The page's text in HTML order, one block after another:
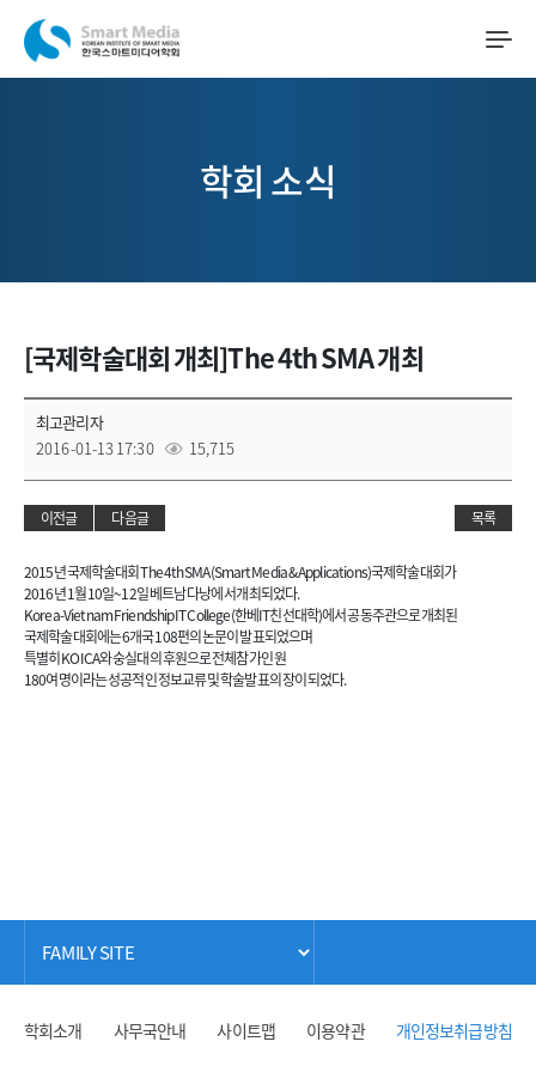
학회 소식
[국제학술대회 개최]The 4th SMA 개최
최고관리자
2016-01-13 17:30
15,715
이전글 다음글 목록
2015년 국제학술대회 The 4th SMA(Smart Media & Applications)국제학술대회가
2016년 1월 10일~12일 베트남 다낭에서 개최되었다.
Korea-Vietnam Friendship IT College(한베IT친선대학)에서 공동주관으로 개최된
국제학술대회에는 6개국 108편의 논문이 발표되었으며
특별히 KOICA와 숭실대의 후원으로 전체참가 인원
180여명이라는 성공적인 정보교류 및 학술발표의 장이 되었다.
학회소개 사무국안내 사이트맵 이용약관 개인정보취급방침